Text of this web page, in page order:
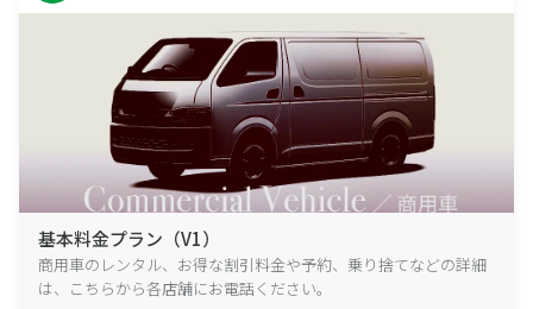
基本料金プラン（V1）
商用車のレンタル、お得な割引料金や予約、乗り捨てなどの詳細
は、こちらから各店舗にお電話ください。